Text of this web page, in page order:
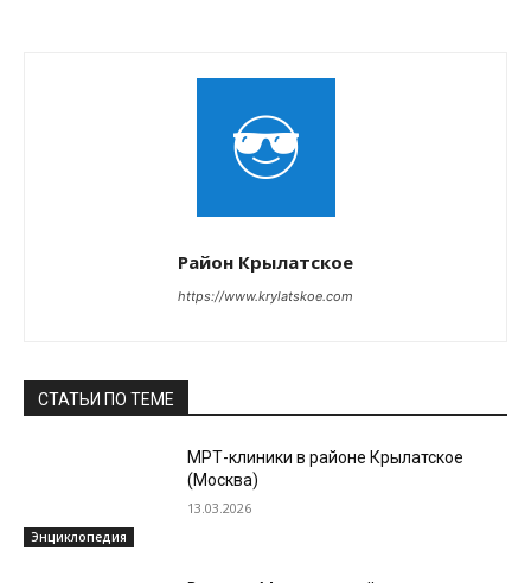
Район Крылатское
https://www.krylatskoe.com
СТАТЬИ ПО ТЕМЕ
Энциклопедия
МРТ-клиники в районе Крылатское
(Москва)
13.03.2026